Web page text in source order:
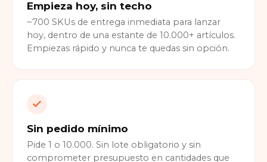
Empieza hoy, sin techo
~700 SKUs de entrega inmediata para lanzar
hoy, dentro de una estante de 10.000+ artículos.
Empiezas rápido y nunca te quedas sin opción.
Sin pedido mínimo
Pide 1 o 10.000. Sin lote obligatorio y sin
comprometer presupuesto en cantidades que